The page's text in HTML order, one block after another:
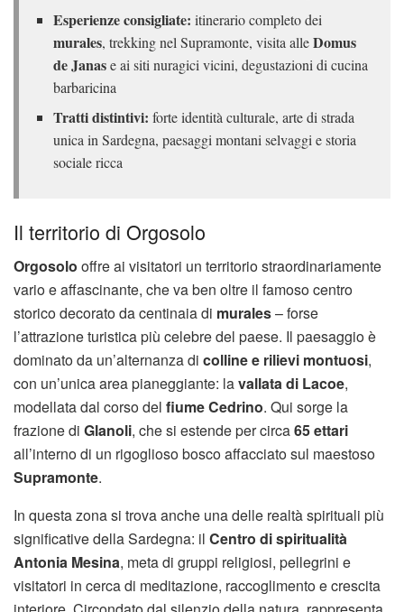
Esperienze consigliate: itinerario completo dei
murales, trekking nel Supramonte, visita alleDomus
de Janase ai siti nuragici vicini, degustazioni di cucina
barbaricina
Tratti distintivi: forte identità culturale, arte di strada
unica in Sardegna, paesaggi montani selvaggi e storia
sociale ricca
Il territorio di Orgosolo
Orgosolo offre ai visitatori un territorio straordinariamente
vario e affascinante, che va ben oltre il famoso centro
storico decorato da centinaia di murales– forse
l’attrazione turistica più celebre del paese. Il paesaggio è
dominato da un’alternanza di colline e rilievi montuosi,
con un’unica area pianeggiante: lavallata di Lacoe,
modellata dal corso del fiume Cedrino. Qui sorge la
frazione di Glanoli, che si estende per circa65 ettari
all’interno di un rigoglioso bosco affacciato sul maestoso
Supramonte.
In questa zona si trova anche una delle realtà spirituali più
significative della Sardegna: il Centro di spiritualità
Antonia Mesina, meta di gruppi religiosi, pellegrini e
visitatori in cerca di meditazione, raccoglimento e crescita